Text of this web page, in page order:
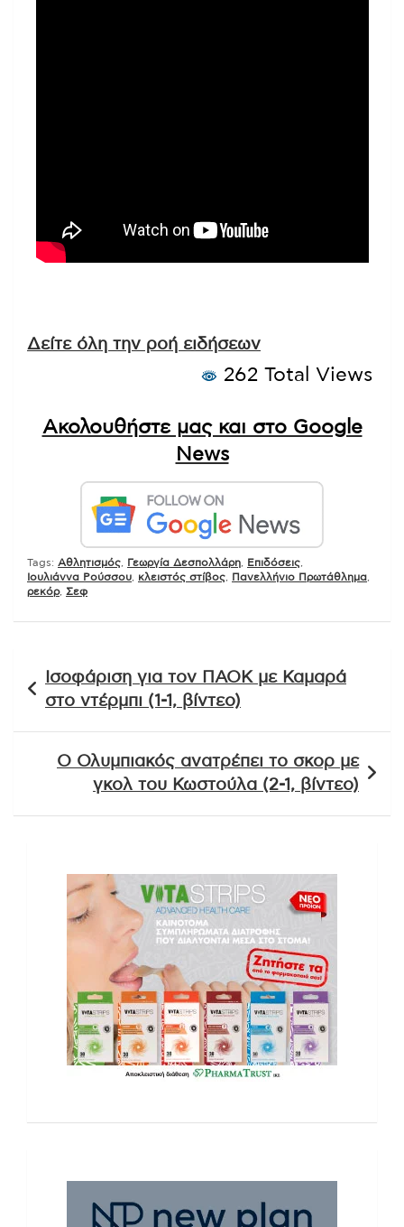
Δείτε όλη την ροή ειδήσεων
262 Total Views
Ακολουθήστε μας και στο Google
News
Tags: Αθλητισμός Γεωργία Δεσπολλάρη Επιδόσεις
Ιουλιάννα Ρούσσου
κλειστός στίβος Πανελλήνιο Πρωτάθλημα
ρεκόρ, Σεφ
άρθρων
Ισοφάριση για τον ΠΑΟΚ με Καμαρά
στο ντέρμπι (1-1, βίντεο)
Ο Ολυμπιακός ανατρέπει το σκορ με
γκολ του Κωστούλα (2-1, βίντεο)